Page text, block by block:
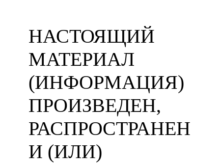
НАСТОЯЩИЙ
МАТЕРИАЛ
(ИНФОРМАЦИЯ)
ПРОИЗВЕДЕН,
РАСПРОСТРАНЕН
И (ИЛИ)